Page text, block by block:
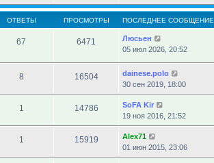
ОТВЕТЫ ПРОСМОТРЫ ПОСЛЕДНЕЕ СООБЩЕНИЕ
67 6471
Люсьен
05 июл 2026, 20:52
8 16504
dainese.polo
30 сен 2019, 18:00
1 14786
SoFA Kir
19 ноя 2016, 21:52
1 15919
Alex71
01 июн 2015, 23:06